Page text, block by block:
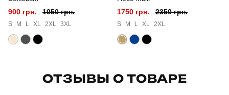
900 грн.
1050 грн.
S M L XL 2XL 3XL
1750 грн.
2350 грн.
S M L XL 2XL
ОТЗЫВЫ О ТОВАРЕ